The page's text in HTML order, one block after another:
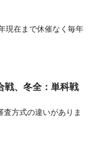
現在まで休催なく毎年
戦、冬全：単科戦
査方式の違いがありま